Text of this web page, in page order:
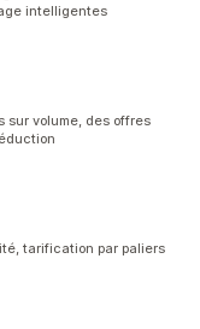
intelligentes
sur volume, des offres
tarification par paliers